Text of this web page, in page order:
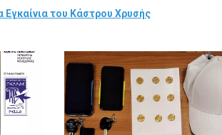
Εγκαίνια του Κάστρου Χρυσής